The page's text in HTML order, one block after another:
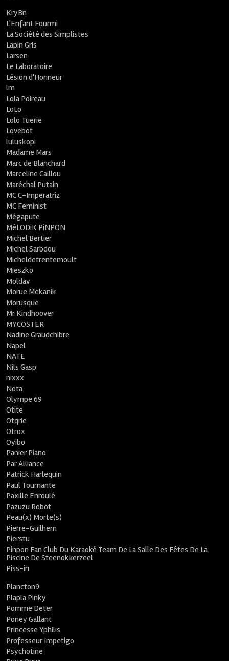
KryBn
L'Enfant Fourmi
La Société des Simplistes
Lapin Gris
Larsen
Le Laboratoire
Lésion d'Honneur
lm
Lola Poireau
LoLo
Lolo Tuerie
Lovebot
luluskopi
Madame Mars
Marc de Blanchard
Marceline Caillou
Maréchal Putain
MC C-Imperatriz
MC Feminist
Mégapute
MéLODiK PiNPON
Michel Bertier
Michel Sarbdou
Micheldetrentemoult
Mieszko
Moldav
Morue Mekanik
Morusque
Mr Kindhoover
MYCOSTER
Nadine Graudchibre
Napel
NATE
Nils Gasp
nixxx
Nota
Olympe 69
Otite
Otqrie
Otrox
Oyibo
Panier Piano
Par Alliance
Patrick Harlequin
Paul Tournante
Paxille Enroulé
Pazuzu Robot
Peau(x) Morte(s)
Pierre-Guilhem
Pierstu
Pinpon Fan Club Du Karaoké Team De La Salle Des Fêtes De La
Piscine De Steenokkerzeel
Piss-in
Plancton9
Plapla Pinky
Pomme Deter
Poney Gallant
Princesse Yphilis
Professeur Impetigo
Psychotine